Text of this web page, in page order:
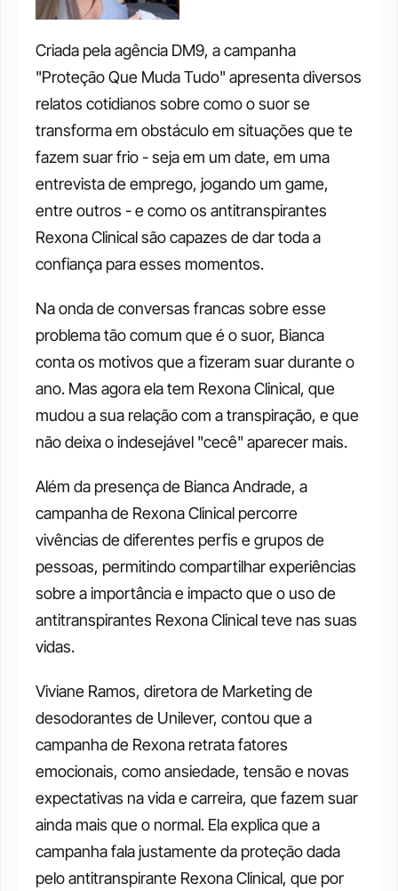
Criada pela agência DM9, a campanha
"Proteção Que Muda Tudo" apresenta diversos
relatos cotidianos sobre como o suor se
transforma em obstáculo em situações que te
fazem suar frio - seja em um date, em uma
entrevista de emprego, jogando um game,
entre outros - e como os antitranspirantes
Rexona Clinical são capazes de dar toda a
confiança para esses momentos.
Na onda de conversas francas sobre esse
problema tão comum que é o suor, Bianca
conta os motivos que a fizeram suar durante o
ano. Mas agora ela tem Rexona Clinical, que
mudou a sua relação com a transpiração, e que
não deixa o indesejável "cecê" aparecer mais.
Além da presença de Bianca Andrade, a
campanha de Rexona Clinical percorre
vivências de diferentes perfis e grupos de
pessoas, permitindo compartilhar experiências
sobre a importância e impacto que o uso de
antitranspirantes Rexona Clinical teve nas suas
vidas.
Viviane Ramos, diretora de Marketing de
desodorantes de Unilever, contou que a
campanha de Rexona retrata fatores
emocionais, como ansiedade, tensão e novas
expectativas na vida e carreira, que fazem suar
ainda mais que o normal. Ela explica que a
campanha fala justamente da proteção dada
pelo antitranspirante Rexona Clinical, que por